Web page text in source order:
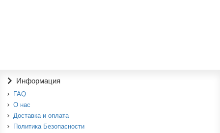
Информация
FAQ
О нас
Доставка и оплата
Политика Безопасности